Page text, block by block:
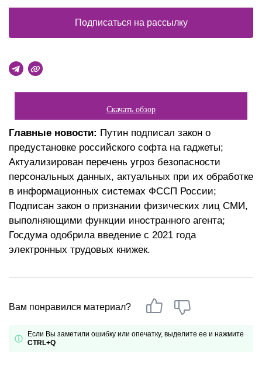
Скачать обзор
Главные новости: Путин подписал закон о
предустановке российского софта на гаджеты;
Актуализирован перечень угроз безопасности
персональных данных, актуальных при их обработке
в информационных системах ФССП России;
Подписан закон о признании физических лиц СМИ,
выполняющими функции иностранного агента;
Госдума одобрила введение с 2021 года
электронных трудовых книжек.
Вам понравился материал?
Если Вы заметили ошибку или опечатку, выделите ее и нажмите
CTRL+Q
Подписаться на рассылку